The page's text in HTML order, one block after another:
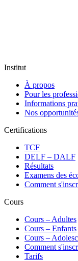
Institut
À propos
Pour les
Informations
Nos
Certifications
TCF
DELF – DALF
Résultats
Examens des
Comment
Cours
Сours – Adultes
Cours – Enfants
Cours –
Comment
Tarifs